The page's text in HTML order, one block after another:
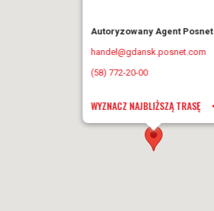
Autoryzowany Agent Posnet
handel@gdansk.posnet.com
(58) 772-20-00
WYZNACZ NAJBLIŻSZĄ TRASĘ